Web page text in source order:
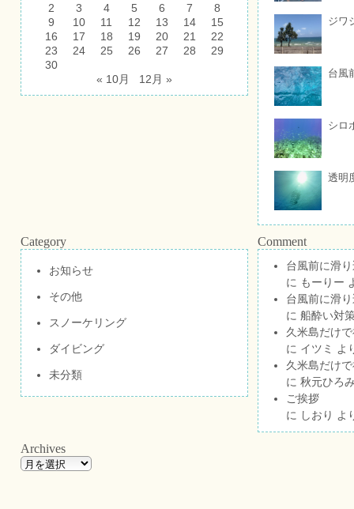
2 3 4 5 6 7
8
9
10 11 12 13 14
15
16
17 18 19 20 21
22
23
24 25 26 27 28
29
30
« 10月
12月 »
ジワ
台風
シロ
透明
Category
お知らせ
その他
スノーケリング
ダイビング
未分類
Comment
台風前に滑
に もーりー
台風前に滑
に 船酔い対
久米島だけ
に イツミ
よ
久米島だけ
に 秋元ひろ
ご挨拶
に しおり よ
Archives